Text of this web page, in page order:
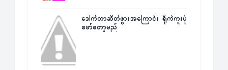
ဒေါက်တာဆိတ်ဖွားအကြောင်း ရိုက်ကူးပုံ
ဖော်တော့မည်